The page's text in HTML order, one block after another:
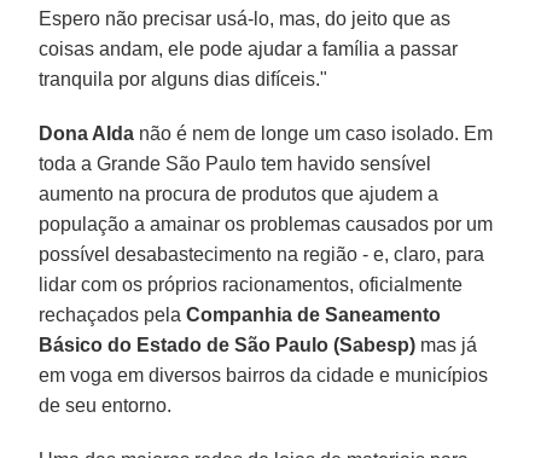
Espero não precisar usá-lo, mas, do jeito que as
coisas andam, ele pode ajudar a família a passar
tranquila por alguns dias difíceis."
Dona Alda não é nem de longe um caso isolado. Em
toda a Grande São Paulo tem havido sensível
aumento na procura de produtos que ajudem a
população a amainar os problemas causados por um
possível desabastecimento na região - e, claro, para
lidar com os próprios racionamentos, oficialmente
rechaçados pelaCompanhia de Saneamento
Básico do Estado de São Paulo (Sabesp) mas já
em voga em diversos bairros da cidade e municípios
de seu entorno.